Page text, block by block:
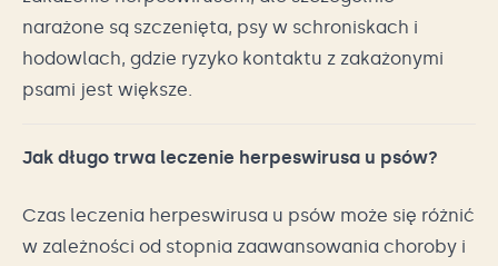
narażone są szczenięta, psy w schroniskach i
hodowlach, gdzie ryzyko kontaktu z zakażonymi
psami jest większe.
Jak długo trwa leczenie herpeswirusa u psów?
Czas leczenia herpeswirusa u psów może się różnić
w zależności od stopnia zaawansowania choroby i